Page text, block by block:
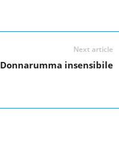
Next article
Donnarumma insensibile